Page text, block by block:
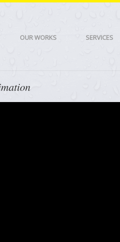
OUR WORKS SERVICES